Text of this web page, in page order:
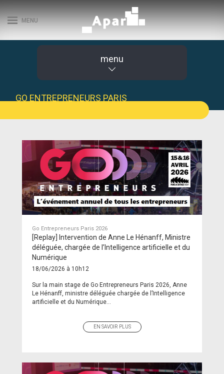
MENU
menu
GO ENTREPRENEURS PARIS
Go Entrepreneurs Paris 2026
[Replay] Intervention de Anne Le Hénanff, Ministre
déléguée, chargée de l’Intelligence artificielle et du
Numérique
18/06/2026 à 10h12
Sur la main stage de Go Entrepreneurs Paris 2026, Anne
Le Hénanff, ministre déléguée chargée de l’Intelligence
artificielle et du Numérique...
EN SAVOIR PLUS